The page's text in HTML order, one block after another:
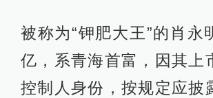
被称为“钾肥大王”的肖永
亿，系青海首富，因其上
控制人身份，按规定应披